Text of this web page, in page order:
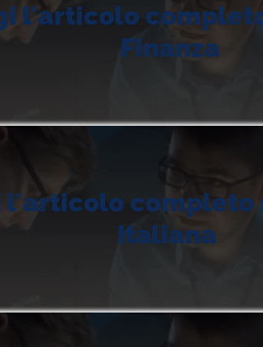
l'articolo
Finanza
l'articolo completo
Italiana